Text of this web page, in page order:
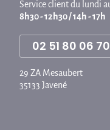
Service client du lundi
8h30 - 12h30 / 14h - 17h
02 51 80 06 70
29 ZA Mesaubert
35133 Javené